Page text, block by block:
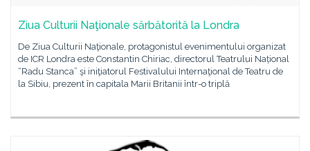
Ziua Culturii Naţionale sărbătorită la Londra
De Ziua Culturii Naţionale, protagonistul evenimentului organizat
de ICR Londra este Constantin Chiriac, directorul Teatrului Național
“Radu Stanca” şi iniţiatorul Festivalului Internaţional de Teatru de
la Sibiu, prezent în capitala Marii Britanii într-o triplă